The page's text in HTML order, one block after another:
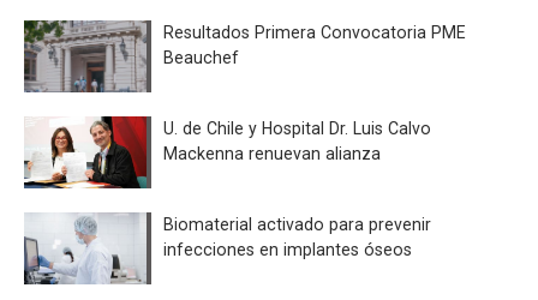
Resultados Primera Convocatoria PME
Beauchef
U. de Chile y Hospital Dr. Luis Calvo
Mackenna renuevan alianza
Biomaterial activado para prevenir
infecciones en implantes óseos